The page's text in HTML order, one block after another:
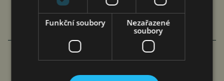
VÍCE ČLÁNKŮ O EKONOMICE
LIDÉ PŘIŠKRTILI SVOU SPOTŘEBU
Funkční soubory
Nezařazené
soubory